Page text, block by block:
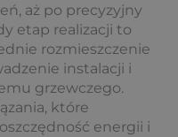
aż po precyzyjny
etap realizacji to
rozmieszczenie
instalacji i
grzewczego.
które
energii i